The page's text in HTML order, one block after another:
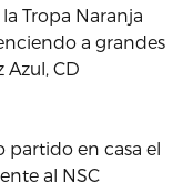
Tropa Naranja
a grandes
Azul, CD
partido en casa el
al NSC